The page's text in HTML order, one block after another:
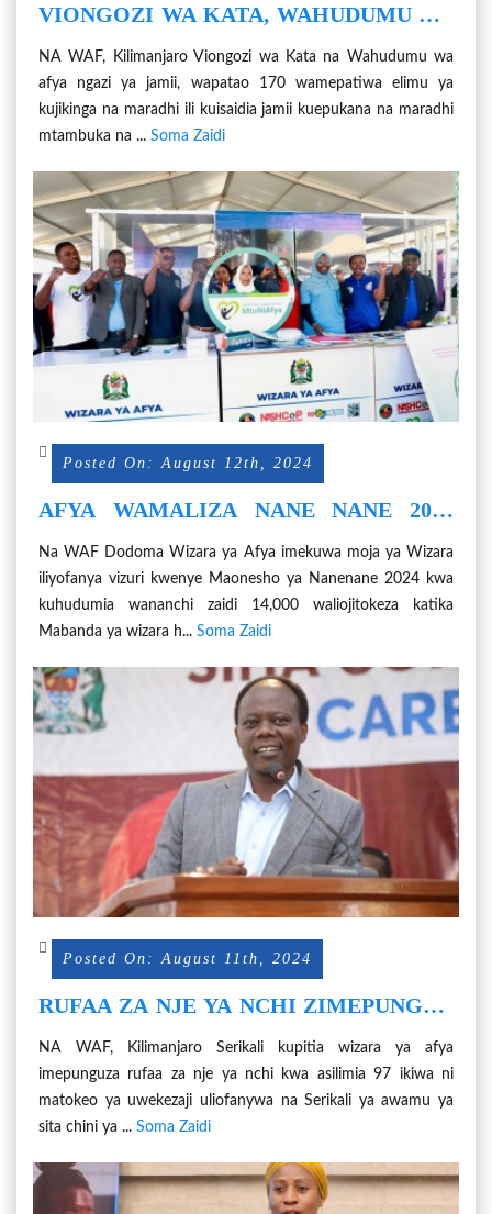
VIONGOZI WA KATA, WAHUDUMU WA
MSASA
NA WAF, Kilimanjaro Viongozi wa Kata na Wahudumu wa
afya ngazi ya jamii, wapatao 170 wamepatiwa elimu ya
kujikinga na maradhi ili kuisaidia jamii kuepukana na maradhi
mtambuka na ... Soma Zaidi
Posted On: August 12th, 2024
AFYA WAMALIZA NANE NANE 2024
WANANCHI ZAIDI YA 14,000
Na WAF Dodoma Wizara ya Afya imekuwa moja ya Wizara
iliyofanya vizuri kwenye Maonesho ya Nanenane 2024 kwa
kuhudumia wananchi zaidi 14,000 waliojitokeza katika
Mabanda ya wizara h... Soma Zaidi
Posted On: August 11th, 2024
RUFAA ZA NJE YA NCHI ZIMEPUNGUA
NA WAF, Kilimanjaro Serikali kupitia wizara ya afya
imepunguza rufaa za nje ya nchi kwa asilimia 97 ikiwa ni
matokeo ya uwekezaji uliofanywa na Serikali ya awamu ya
sita chini ya ... Soma Zaidi